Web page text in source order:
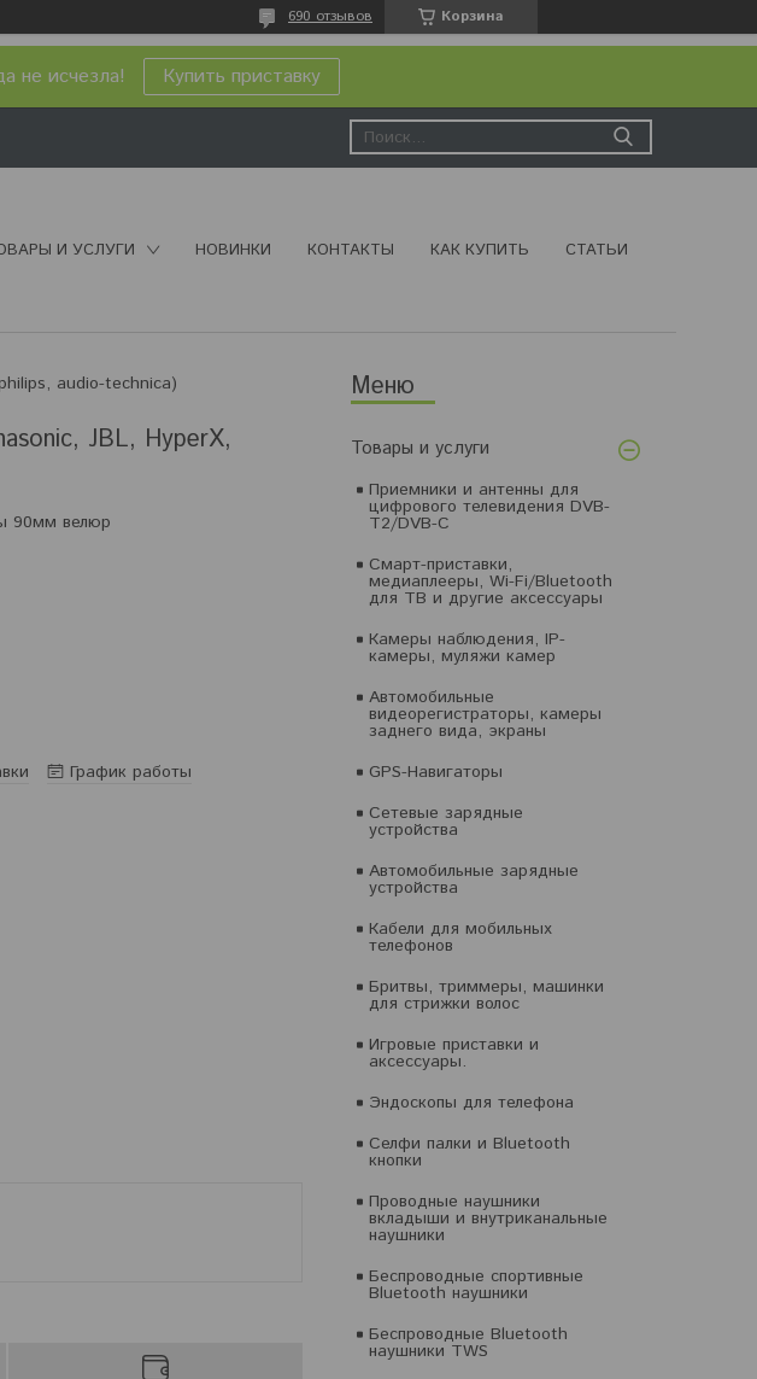
Корзина
690 отзывов
не исчезла! Купить приставку
И УСЛУГИ НОВИНКИ КОНТАКТЫ КАК КУПИТЬ СТАТЬИ
Товары и услуги
Приемники и антенны для
цифрового телевидения DVB-
T2/DVB-C
Смарт-приставки,
медиаплееры, Wi-Fi/Bluetooth
для ТВ и другие аксессуары
Камеры наблюдения, IP-
камеры, муляжи камер
Автомобильные
видеорегистраторы, камеры
заднего вида, экраны
GPS-Навигаторы
Сетевые зарядные
устройства
Автомобильные зарядные
устройства
Кабели для мобильных
телефонов
Бритвы, триммеры, машинки
для стрижки волос
Игровые приставки и
аксессуары.
Эндоскопы для телефона
Селфи палки и Bluetooth
кнопки
Проводные наушники
вкладыши и внутриканальные
наушники
Беспроводные спортивные
Bluetooth наушники
Беспроводные Bluetooth
наушники TWS
audio-technica)
JBL, HyperX,
90мм велюр
График работы